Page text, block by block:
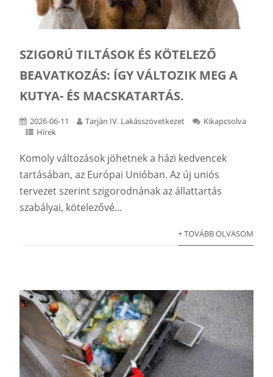
SZIGORÚ TILTÁSOK ÉS KÖTELEZŐ
BEAVATKOZÁS: ÍGY VÁLTOZIK MEG A
KUTYA- ÉS MACSKATARTÁS.
2026-06-11 Tarján IV. Lakásszövetkezet
Kikapcsolva
Hírek
Komoly változások jöhetnek a házi kedvencek
tartásában, az Európai Unióban. Az új uniós
tervezet szerint szigorodnának az állattartás
szabályai, kötelezővé...
+ TOVÁBB OLVASOM